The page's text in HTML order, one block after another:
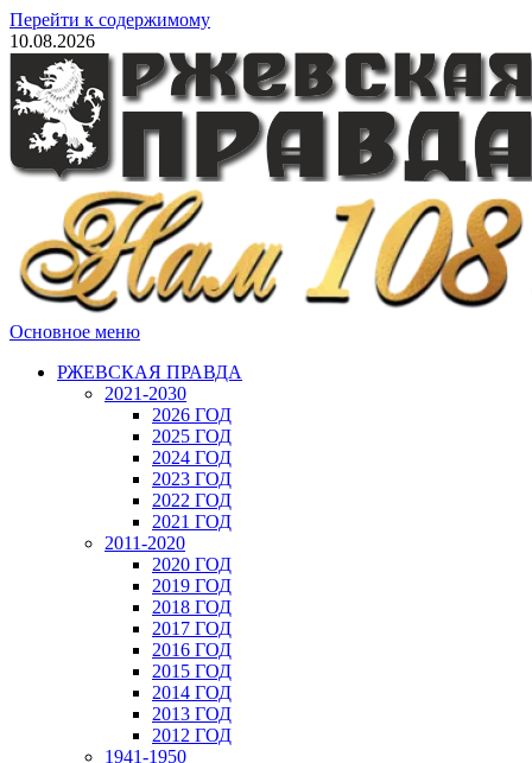
Перейти к содержимому
10.08.2026
Основное меню
РЖЕВСКАЯ ПРАВДА
2021-2030
2026 ГОД
2025 ГОД
2024 ГОД
2023 ГОД
2022 ГОД
2021 ГОД
2011-2020
2020 ГОД
2019 ГОД
2018 ГОД
2017 ГОД
2016 ГОД
2015 ГОД
2014 ГОД
2013 ГОД
2012 ГОД
1941-1950